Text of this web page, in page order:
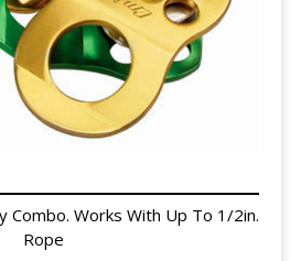
Combo. Works With Up To 1/2in.
Rope